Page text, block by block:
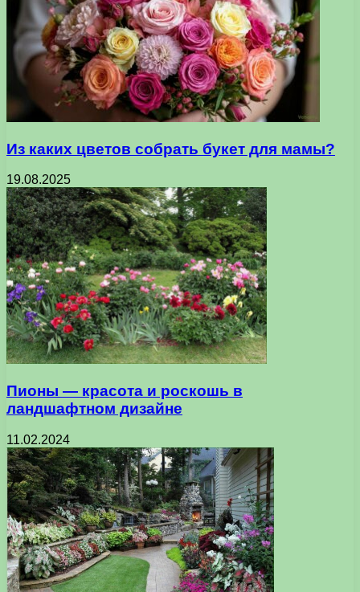
Из каких цветов собрать букет для мамы?
19.08.2025
Пионы — красота и роскошь в
ландшафтном дизайне
11.02.2024